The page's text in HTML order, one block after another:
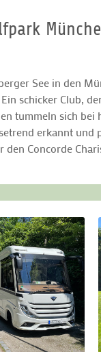
See in den
schicker Club,
tummeln sich bei
erkannt
Concorde